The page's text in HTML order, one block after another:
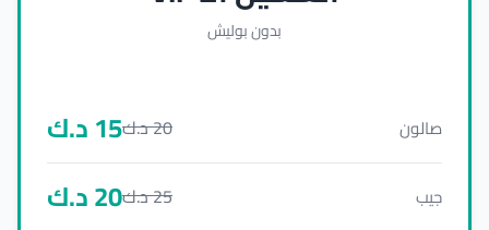
بدون بوليش
صالون 20د.ك15د.ك
جيب 25د.ك20د.ك